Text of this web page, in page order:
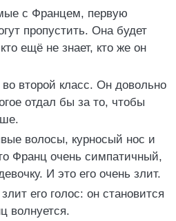
с Францем, первую
пропустить. Она будет
ещё не знает, кто же он
второй класс. Он довольно
отдал бы за то, чтобы
волосы, курносый нос и
Франц очень симпатичный,
И это его очень злит.
его голос: он становится
волнуется.